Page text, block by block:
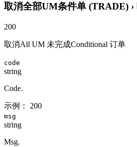
取消全部UM条件单 (TRADE) ›
200
取消All UM 未完成Conditional 订单
code
string
Code.
示例： 200
msg
string
Msg.